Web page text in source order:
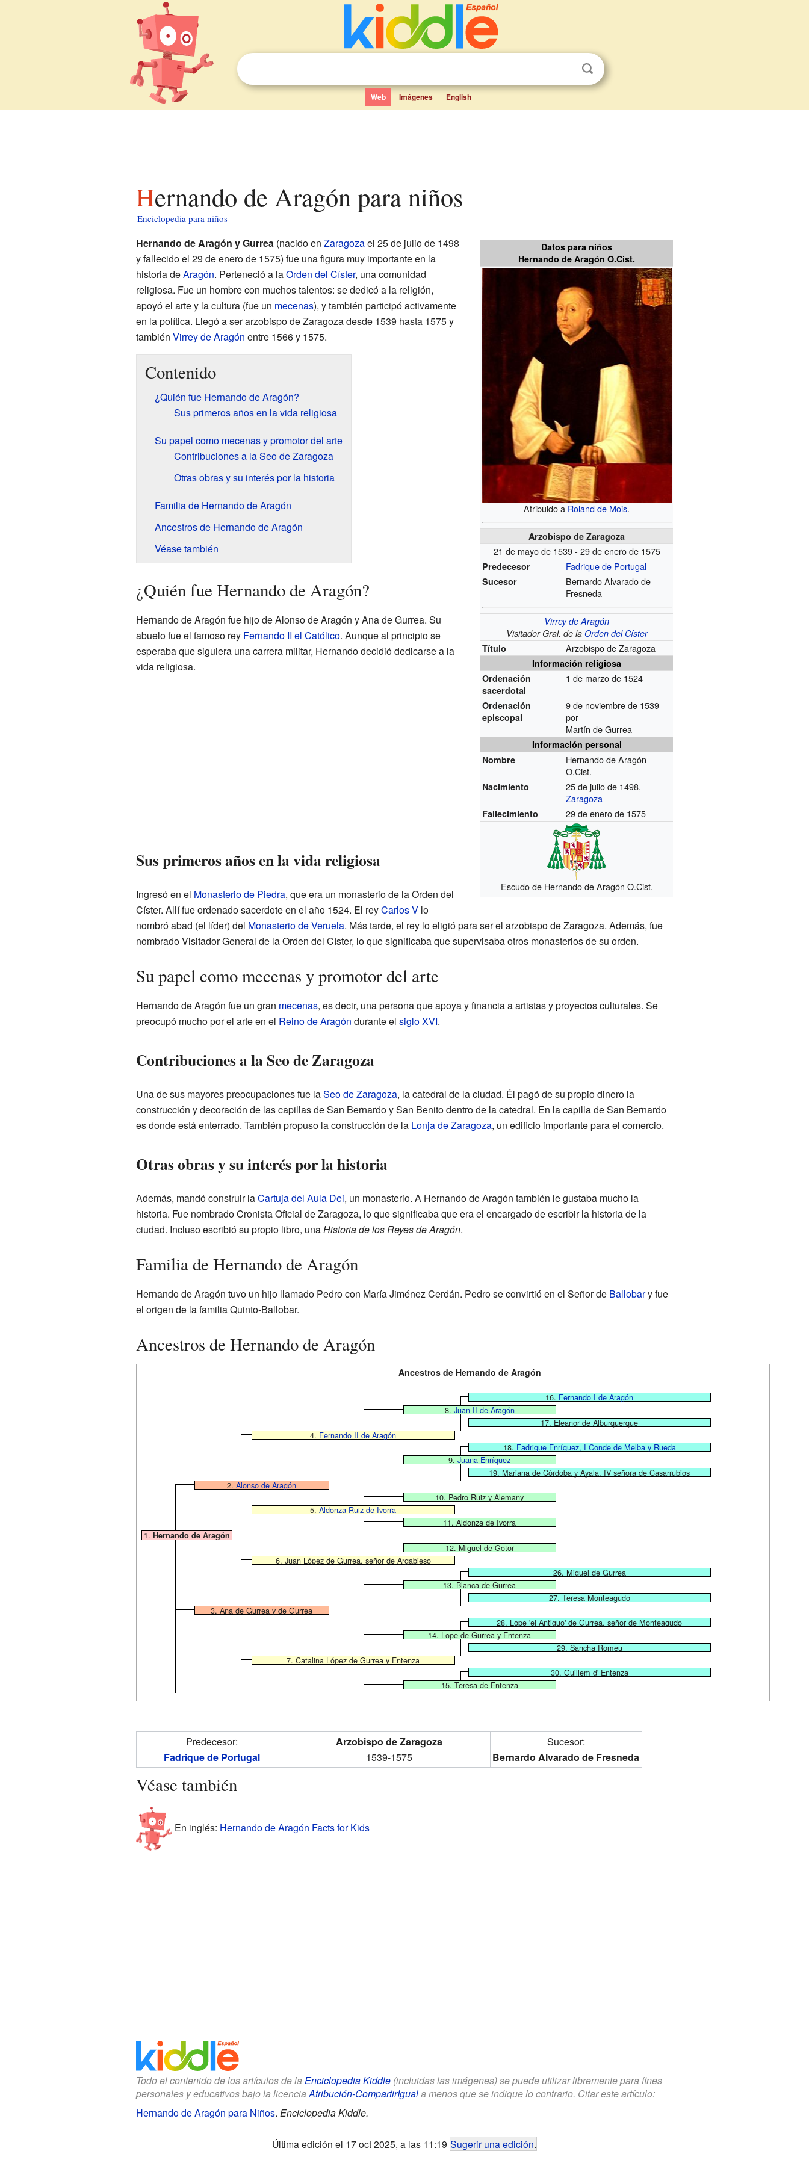
Web Imágenes English
Hernando de Aragón para niños
Enciclopedia para niños
Datos para niños
Hernando de Aragón O.Cist.
Atribuido a Roland de Mois.
Arzobispo de Zaragoza
21 de mayo de 1539 - 29 de enero de 1575
Predecesor Fadrique de Portugal
Sucesor
Bernardo Alvarado de
Fresneda
Virrey de Aragón
Visitador Gral. de la Orden del Císter
Título
Arzobispo de Zaragoza
Información religiosa
Ordenación
sacerdotal
1 de marzo de 1524
Ordenación
episcopal
9 de noviembre de 1539
por
Martín de Gurrea
Información personal
Nombre
Hernando de Aragón
O.Cist.
Nacimiento
25 de julio de 1498,
Zaragoza
Fallecimiento 29 de enero de 1575
Escudo de Hernando de Aragón O.Cist.
Hernando de Aragón y Gurrea(nacido en Zaragozael 25 de julio de 1498
y fallecido el 29 de enero de 1575) fue una figura muy importante en la
historia deAragón. Perteneció a laOrden del Císter, una comunidad
religiosa. Fue un hombre con muchos talentos: se dedicó a la religión,
apoyó el arte y la cultura (fue un mecenas), y también participó activamente
en la política. Llegó a ser arzobispo de Zaragoza desde 1539 hasta 1575 y
también Virrey de Aragón entre 1566 y 1575.
Contenido
¿Quién fue Hernando de Aragón?
Sus primeros años en la vida religiosa
Su papel como mecenas y promotor del arte
Contribuciones a la Seo de Zaragoza
Otras obras y su interés por la historia
Familia de Hernando de Aragón
Ancestros de Hernando de Aragón
Véase también
¿Quién fue Hernando de Aragón?
Hernando de Aragón fue hijo de Alonso de Aragón y Ana de Gurrea. Su
abuelo fue el famoso rey Fernando II el Católico. Aunque al principio se
esperaba que siguiera una carrera militar, Hernando decidió dedicarse a la
vida religiosa.
Sus primeros años en la vida religiosa
Ingresó en el Monasterio de Piedra, que era un monasterio de la Orden del
Císter. Allí fue ordenado sacerdote en el año 1524. El reyCarlos Vlo
nombró abad (el líder) del Monasterio de Veruela. Más tarde, el rey lo eligió para ser el arzobispo de Zaragoza. Además, fue
nombrado Visitador General de la Orden del Císter, lo que significaba que supervisaba otros monasterios de su orden.
Su papel como mecenas y promotor del arte
Hernando de Aragón fue un gran mecenas, es decir, una persona que apoya y financia a artistas y proyectos culturales. Se
preocupó mucho por el arte en el Reino de Aragón durante el siglo XVI.
Contribuciones a la Seo de Zaragoza
Una de sus mayores preocupaciones fue laSeo de Zaragoza, la catedral de la ciudad. Él pagó de su propio dinero la
construcción y decoración de las capillas de San Bernardo y San Benito dentro de la catedral. En la capilla de San Bernardo
es donde está enterrado. También propuso la construcción de la Lonja de Zaragoza, un edificio importante para el comercio.
Otras obras y su interés por la historia
Además, mandó construir laCartuja del Aula Dei, un monasterio. A Hernando de Aragón también le gustaba mucho la
historia. Fue nombrado Cronista Oficial de Zaragoza, lo que significaba que era el encargado de escribir la historia de la
ciudad. Incluso escribió su propio libro, unaHistoria de los Reyes de Aragón.
Familia de Hernando de Aragón
Hernando de Aragón tuvo un hijo llamado Pedro con María Jiménez Cerdán. Pedro se convirtió en el Señor de Ballobary fue
el origen de la familia Quinto-Ballobar.
Ancestros de Hernando de Aragón
Ancestros de Hernando de Aragón
16.Fernando I de Aragón
8.Juan II de Aragón
17. Eleanor de Alburquerque
4.Fernando II de Aragón
18.Fadrique Enríquez, I Conde de Melba y Rueda
9.Juana Enríquez
19. Mariana de Córdoba y Ayala, IV señora de Casarrubios
2.Alonso de Aragón
10. Pedro Ruiz y Alemany
5.Aldonza Ruiz de Ivorra
11. Aldonza de Ivorra
1.Hernando de Aragón
12. Miguel de Gotor
6. Juan López de Gurrea, señor de Argabieso
26. Miguel de Gurrea
13. Blanca de Gurrea
27. Teresa Monteagudo
3. Ana de Gurrea y de Gurrea
28. Lope 'el Antiguo' de Gurrea, señor de Monteagudo
14. Lope de Gurrea y Entenza
29. Sancha Romeu
7. Catalina López de Gurrea y Entenza
30. Guillem d' Entenza
15. Teresa de Entenza
Predecesor:
Fadrique de Portugal
Arzobispo de Zaragoza
1539-1575
Sucesor:
Bernardo Alvarado de Fresneda
Véase también
En inglés: Hernando de Aragón Facts for Kids
Todo el contenido de los artículos de la Enciclopedia Kiddle(incluidas las imágenes) se puede utilizar libremente para fines
personales y educativos bajo la licenciaAtribución-CompartirIguala menos que se indique lo contrario. Citar este artículo:
Hernando de Aragón para Niños. Enciclopedia Kiddle.
Última edición el 17 oct 2025, a las 11:19 Sugerir una edición.